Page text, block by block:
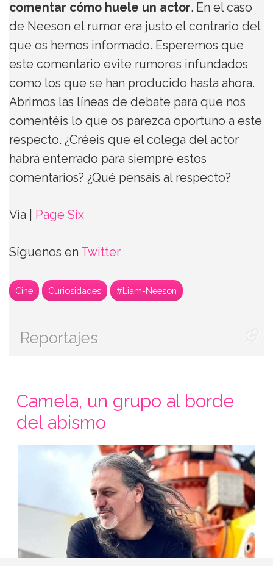
comentar cómo huele un actor. En el caso
de Neeson el rumor era justo el contrario del
que os hemos informado. Esperemos que
este comentario evite rumores infundados
como los que se han producido hasta ahora.
Abrimos las líneas de debate para que nos
comentéis lo que os parezca oportuno a este
respecto. ¿Créeis que el colega del actor
habrá enterrado para siempre estos
comentarios? ¿Qué pensáis al respecto?
Vía | Page Six
Síguenos en Twitter
Cine Curiosidades #Liam-Neeson
Reportajes
Camela, un grupo al borde
del abismo